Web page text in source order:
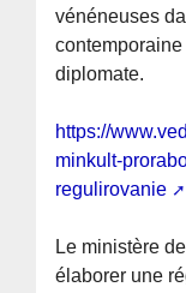
vénéneuses
diplomate.
https://
minkult-
regulirovanie
Le ministère
élaborer une